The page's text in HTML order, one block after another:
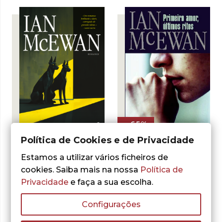
Cães Pretos
O
preço
era:
O
preço
atual
é:
- 65%
Ian McEwan
Primeiro Amor,
Últimos Ritos
era:
5,00€
é:
ADICIONAR
Política de Cookies e de Privacidade
Estamos a utilizar vários ficheiros de
cookies. Saiba mais na nossa Política de
Privacidade e faça a sua escolha.
Configurações